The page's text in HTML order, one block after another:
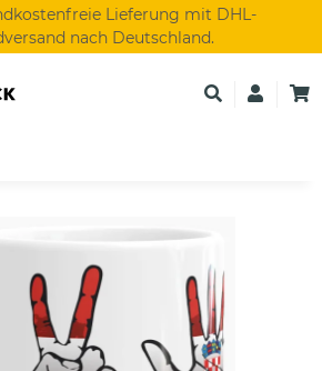
Lieferung mit DHL-
nach Deutschland.